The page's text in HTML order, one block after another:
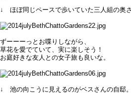
↓ ほぼ同じペースで歩いていた三人組の奥さ
ずーーーっとお喋りしながら、
草花を愛でていて、実に楽しそう！
お庭好きな友人との女子旅も良いな。
↓ 池の向こうに見えるのがベスさんの自邸。